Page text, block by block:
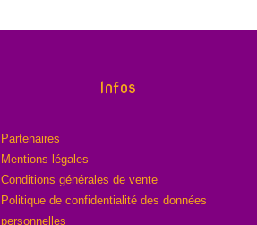
Infos
Partenaires
Mentions légales
Conditions générales de vente
Politique de confidentialité des données
personnelles